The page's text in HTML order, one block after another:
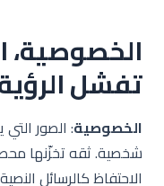
الخصوصية،
تفشل
الخصوصية: الصور
شخصية. ثقه تخزّنها
الاحتفاظ كالرسائل